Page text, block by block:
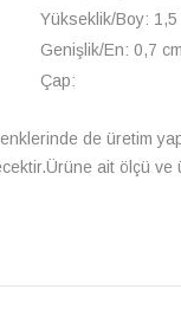
Yükseklik/Boy: 1,5
Genişlik/En: 0,7 cm
Çap:
de üretim
ait ölçü